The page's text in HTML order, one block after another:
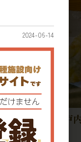
～
瀬
2024-06-14